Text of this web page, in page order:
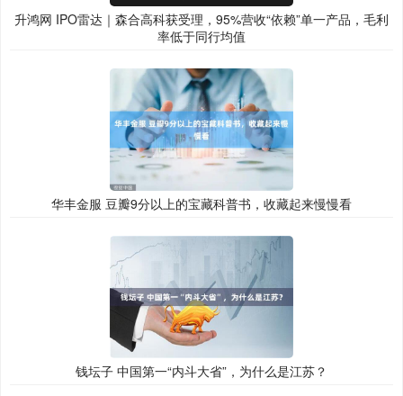
升鸿网 IPO雷达｜森合高科获受理，95%营收“依赖”单一产品，毛利
率低于同行均值
华丰金服 豆瓣9分以上的宝藏科普书，收藏起来慢慢看
钱坛子 中国第一“内斗大省”，为什么是江苏？